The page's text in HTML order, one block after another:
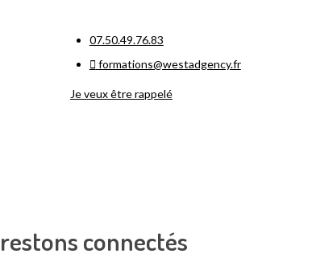
07.50.49.76.83
formations@westadgency.fr
Je veux être rappelé
restons connectés